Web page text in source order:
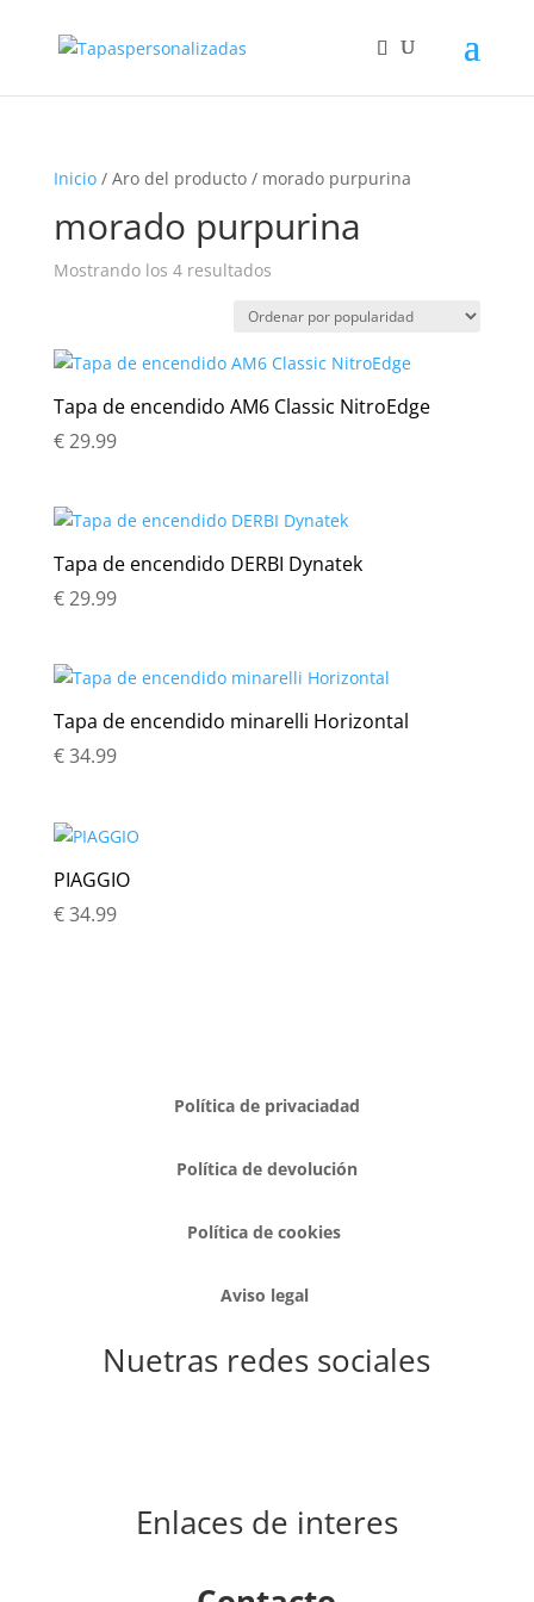
Inicio/ Aro del producto / morado purpurina
morado purpurina
Mostrando los 4 resultadosOrdenado
popularidad
Tapa de encendido AM6 Classic NitroEdge
€29.99
Tapa de encendido DERBI Dynatek
€29.99
Tapa de encendido minarelli Horizontal
€34.99
PIAGGIO
€34.99
Política de privaciadad
Política de devolución
Política de cookies
Aviso legal
Nuetras redes sociales
Enlaces de interes